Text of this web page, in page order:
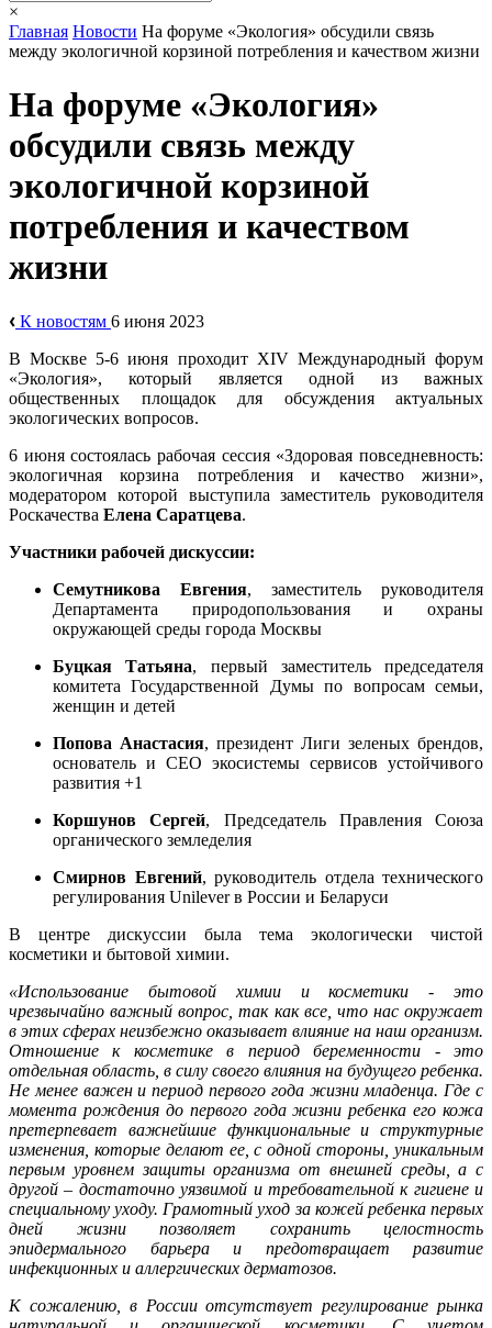
×
Главная Новости На форуме «Экология» обсудили связь
между экологичной корзиной потребления и качеством жизни
На форуме «Экология»
обсудили связь между
экологичной корзиной
потребления и качеством
жизни
К новостям 6 июня 2023
В Москве 5-6 июня проходит XIV Международный форум
«Экология», который является одной из важных
общественных площадок для обсуждения актуальных
экологических вопросов.
6 июня состоялась рабочая сессия «Здоровая повседневность:
экологичная корзина потребления и качество жизни»,
модератором которой выступила заместитель руководителя
Роскачества Елена Саратцева.
Участники рабочей дискуссии:
Семутникова Евгения, заместитель руководителя
Департамента природопользования и охраны
окружающей среды города Москвы
Буцкая Татьяна, первый заместитель председателя
комитета Государственной Думы по вопросам семьи,
женщин и детей
Попова Анастасия, президент Лиги зеленых брендов,
основатель и CEO экосистемы сервисов устойчивого
развития +1
Коршунов Сергей, Председатель Правления Союза
органического земледелия
Смирнов Евгений, руководитель отдела технического
регулирования Unilever в России и Беларуси
В центре дискуссии была тема экологически чистой
косметики и бытовой химии.
«Использование бытовой химии и косметики - это
чрезвычайно важный вопрос, так как все, что нас окружает
в этих сферах неизбежно оказывает влияние на наш организм.
Отношение к косметике в период беременности - это
отдельная область, в силу своего влияния на будущего ребенка.
Не менее важен и период первого года жизни младенца. Где с
момента рождения до первого года жизни ребенка его кожа
претерпевает важнейшие функциональные и структурные
изменения, которые делают ее, с одной стороны, уникальным
первым уровнем защиты организма от внешней среды, а с
другой – достаточно уязвимой и требовательной к гигиене и
специальному уходу. Грамотный уход за кожей ребенка первых
дней жизни позволяет сохранить целостность
эпидермального барьера и предотвращает развитие
инфекционных и аллергических дерматозов.
К сожалению, в России отсутствует регулирование рынка